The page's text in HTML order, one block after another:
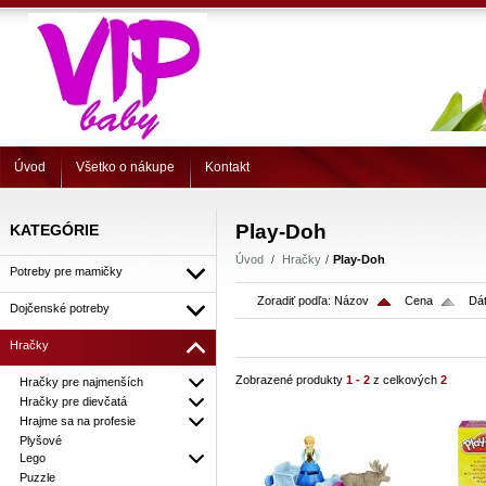
Úvod Všetko o nákupe Kontakt
KATEGÓRIE
Potreby pre mamičky
Dojčenské potreby
Hračky
Hračky pre najmenších
Hračky pre dievčatá
Hrajme sa na profesie
Plyšové
Lego
Puzzle
Play-Doh
Úvod Hračky Play-Doh
Zoradiť podľa: Názov Cena
Zobrazené produkty 1 - 2 z celkových 2